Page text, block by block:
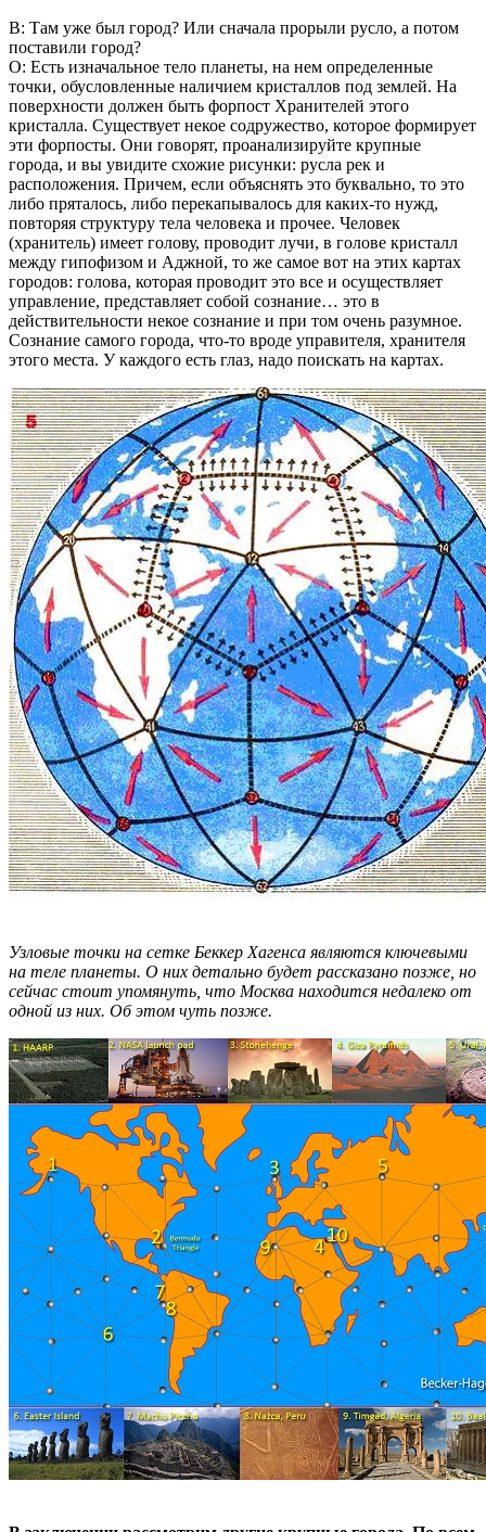
В: Там уже был город? Или сначала прорыли русло, а потом
поставили город?
О: Есть изначальное тело планеты, на нем определенные
точки, обусловленные наличием кристаллов под землей. На
поверхности должен быть форпост Хранителей этого
кристалла. Существует некое содружество, которое формирует
эти форпосты. Они говорят, проанализируйте крупные
города, и вы увидите схожие рисунки: русла рек и
расположения. Причем, если объяснять это буквально, то это
либо пряталось, либо перекапывалось для каких-то нужд,
повторяя структуру тела человека и прочее. Человек
(хранитель) имеет голову, проводит лучи, в голове кристалл
между гипофизом и Аджной, то же самое вот на этих картах
городов: голова, которая проводит это все и осуществляет
управление, представляет собой сознание… это в
действительности некое сознание и при том очень разумное.
Сознание самого города, что-то вроде управителя, хранителя
этого места. У каждого есть глаз, надо поискать на картах.
Узловые точки на сетке Беккер Хагенса являются ключевыми
на теле планеты. О них детально будет рассказано позже, но
сейчас стоит упомянуть, что Москва находится недалеко от
одной из них. Об этом чуть позже.